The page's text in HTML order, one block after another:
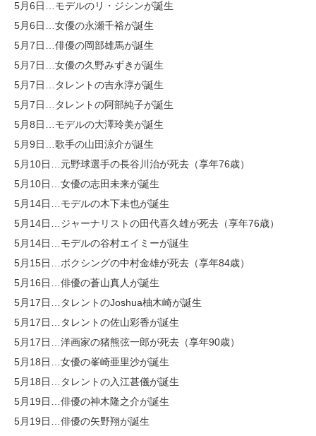
5月6日…モデルのリ・ジシンが誕生
5月6日…女優の永瀬千裕が誕生
5月7日…俳優の岡部雄馬が誕生
5月7日…女優の久野みずきが誕生
5月7日…タレントの吉永淳が誕生
5月7日…タレントの阿部純子が誕生
5月8日…モデルの大澤玲美が誕生
5月9日…歌手の山田涼介が誕生
5月10日…元野球選手の長谷川治が死去（享年76歳）
5月10日…女優の志田未来が誕生
5月14日…モデルの木下未也が誕生
5月14日…ジャーナリストの田代喜久雄が死去（享年76歳）
5月14日…モデルの谷村エイミーが誕生
5月15日…ボクシングの中村金雄が死去（享年84歳）
5月16日…俳優の蒼山真人が誕生
5月17日…タレントのJoshua柚木崎が誕生
5月17日…タレントの佐山彩香が誕生
5月17日…洋画家の猪熊弦一郎が死去（享年90歳）
5月18日…女優の峯崎亜里沙が誕生
5月18日…タレントの入江甚儀が誕生
5月19日…俳優の神木隆之介が誕生
5月19日…俳優の矢野翔が誕生